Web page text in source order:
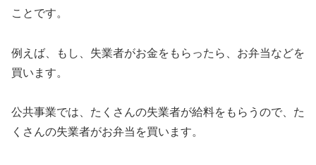
ことです。
例えば、もし、失業者がお金をもらったら、お弁当などを
買います。
公共事業では、たくさんの失業者が給料をもらうので、た
くさんの失業者がお弁当を買います。